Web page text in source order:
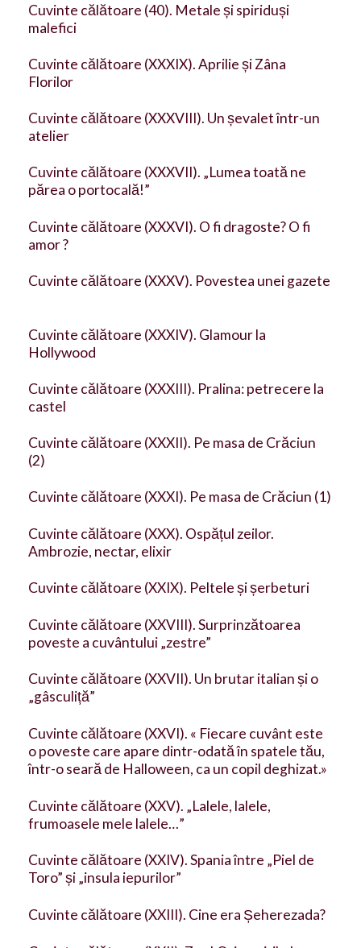
Cuvinte călătoare (40). Metale și spiriduși
malefici
Cuvinte călătoare (XXXIX). Aprilie și Zâna
Florilor
Cuvinte călătoare (XXXVIII). Un șevalet într-un
atelier
Cuvinte călătoare (XXXVII). „Lumea toată ne
părea o portocală!”
Cuvinte călătoare (XXXVI). O fi dragoste? O fi
amor ?
Cuvinte călătoare (XXXV). Povestea unei gazete
Cuvinte călătoare (XXXIV). Glamour la
Hollywood
Cuvinte călătoare (XXXIII). Pralina: petrecere la
castel
Cuvinte călătoare (XXXII). Pe masa de Crăciun
(2)
Cuvinte călătoare (XXXI). Pe masa de Crăciun (1)
Cuvinte călătoare (XXX). Ospățul zeilor.
Ambrozie, nectar, elixir
Cuvinte călătoare (XXIX). Peltele și șerbeturi
Cuvinte călătoare (XXVIII). Surprinzătoarea
poveste a cuvântului „zestre”
Cuvinte călătoare (XXVII). Un brutar italian și o
„gâsculiță”
Cuvinte călătoare (XXVI). « Fiecare cuvânt este
o poveste care apare dintr-odată în spatele tău,
într-o seară de Halloween, ca un copil deghizat.»
Cuvinte călătoare (XXV). „Lalele, lalele,
frumoasele mele lalele…”
Cuvinte călătoare (XXIV). Spania între „Piel de
Toro” și „insula iepurilor”
Cuvinte călătoare (XXIII). Cine era Șeherezada?